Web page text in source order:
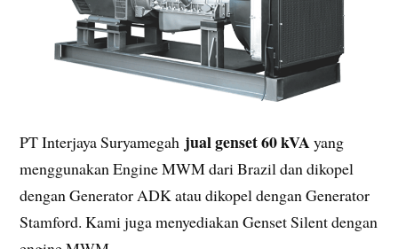
PT Interjaya Suryamegah jual genset 60 kVAyang
menggunakan Engine MWM dari Brazil dan dikopel
dengan Generator ADK atau dikopel dengan Generator
Stamford. Kami juga menyediakan Genset Silent dengan